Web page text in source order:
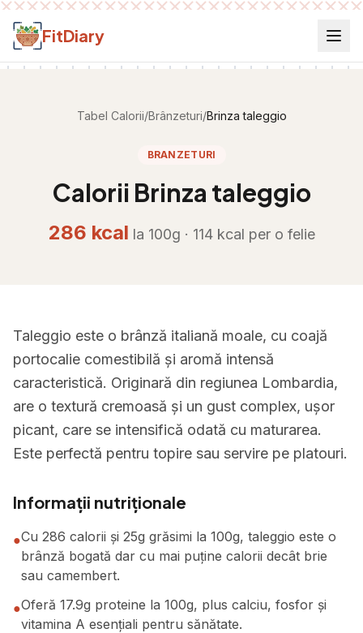
Salt la conținut
FitDiary
Tabel Calorii/Brânzeturi/Brinza taleggio
BRANZETURI
Calorii Brinza taleggio
286 kcal la 100g · 114kcal per o felie
Taleggio este o brânză italiană moale, cu coajă
portocalie comestibilă și aromă intensă
caracteristică. Originară din regiunea Lombardia,
are o textură cremoasă și un gust complex, ușor
picant, care se intensifică odată cu maturarea.
Este perfectă pentru topire sau servire pe platouri.
Informații nutriționale
●Cu 286 calorii și 25g grăsimi la 100g, taleggio este o
brânză bogată dar cu mai puține calorii decât brie
sau camembert.
●Oferă 17.9g proteine la 100g, plus calciu, fosfor și
vitamina A esențiali pentru sănătate.